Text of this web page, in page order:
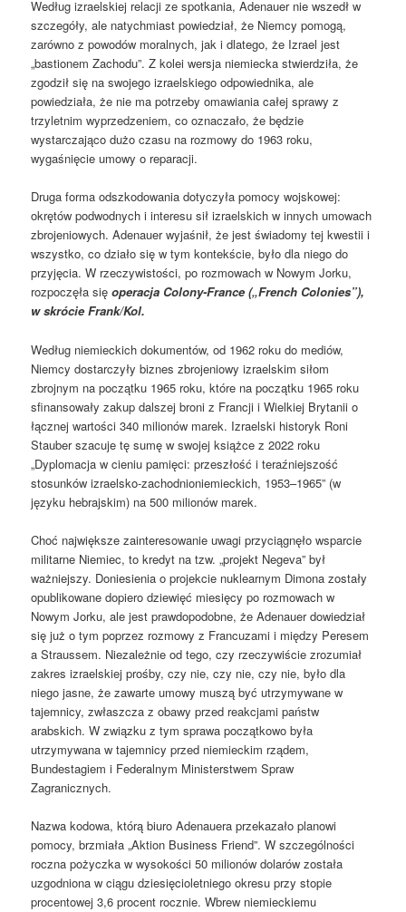
Według izraelskiej relacji ze spotkania, Adenauer nie wszedł w
szczegóły, ale natychmiast powiedział, że Niemcy pomogą,
zarówno z powodów moralnych, jak i dlatego, że Izrael jest
„bastionem Zachodu”. Z kolei wersja niemiecka stwierdziła, że
zgodził się na swojego izraelskiego odpowiednika, ale
powiedziała, że nie ma potrzeby omawiania całej sprawy z
trzyletnim wyprzedzeniem, co oznaczało, że będzie
wystarczająco dużo czasu na rozmowy do 1963 roku,
wygaśnięcie umowy o reparacji.
Druga forma odszkodowania dotyczyła pomocy wojskowej:
okrętów podwodnych i interesu sił izraelskich w innych umowach
zbrojeniowych. Adenauer wyjaśnił, że jest świadomy tej kwestii i
wszystko, co działo się w tym kontekście, było dla niego do
przyjęcia. W rzeczywistości, po rozmowach w Nowym Jorku,
rozpoczęła sięoperacja Colony-France („French Colonies”),
w skrócie Frank/Kol.
Według niemieckich dokumentów, od 1962 roku do mediów,
Niemcy dostarczyły biznes zbrojeniowy izraelskim siłom
zbrojnym na początku 1965 roku, które na początku 1965 roku
sfinansowały zakup dalszej broni z Francji i Wielkiej Brytanii o
łącznej wartości 340 milionów marek. Izraelski historyk Roni
Stauber szacuje tę sumę w swojej książce z 2022 roku
„Dyplomacja w cieniu pamięci: przeszłość i teraźniejszość
stosunków izraelsko-zachodnioniemieckich, 1953–1965” (w
języku hebrajskim) na 500 milionów marek.
Choć największe zainteresowanie uwagi przyciągnęło wsparcie
militarne Niemiec, to kredyt na tzw. „projekt Negeva” był
ważniejszy. Doniesienia o projekcie nuklearnym Dimona zostały
opublikowane dopiero dziewięć miesięcy po rozmowach w
Nowym Jorku, ale jest prawdopodobne, że Adenauer dowiedział
się już o tym poprzez rozmowy z Francuzami i między Peresem
a Straussem. Niezależnie od tego, czy rzeczywiście zrozumiał
zakres izraelskiej prośby, czy nie, czy nie, czy nie, było dla
niego jasne, że zawarte umowy muszą być utrzymywane w
tajemnicy, zwłaszcza z obawy przed reakcjami państw
arabskich. W związku z tym sprawa początkowo była
utrzymywana w tajemnicy przed niemieckim rządem,
Bundestagiem i Federalnym Ministerstwem Spraw
Zagranicznych.
Nazwa kodowa, którą biuro Adenauera przekazało planowi
pomocy, brzmiała „Aktion Business Friend”. W szczególności
roczna pożyczka w wysokości 50 milionów dolarów została
uzgodniona w ciągu dziesięcioletniego okresu przy stopie
procentowej 3,6 procent rocznie. Wbrew niemieckiemu